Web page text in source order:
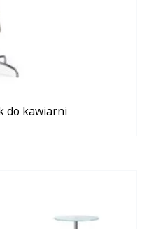
do kawiarni